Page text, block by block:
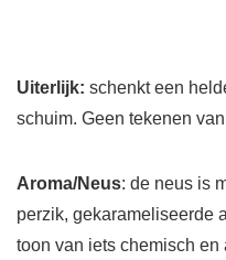
Uiterlijk: schenkt een
schuim. Geen tekenen
Aroma/Neus: de neus is
perzik, gekarameliseerde
toon van iets chemisch en